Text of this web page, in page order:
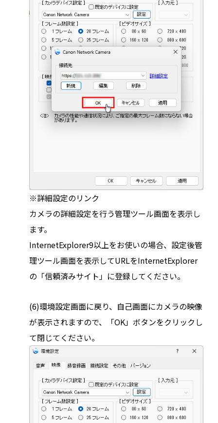
※詳細設定のリンク
カメラの詳細設定を行う管理ツール画面を表示し
ます。
InternetExplorer9以上をお使いの場合、設定後管
理ツール画面を表示してURLをInternetExplorer
の「信頼済みサイト」に登録してください。
(6)環境設定画面に戻り、自己画面にカメラの映像
が表示されますので、「OK」ボタンをクリックし
て閉じてください。